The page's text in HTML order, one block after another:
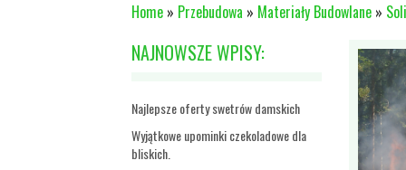
Home » Przebudowa » Materiały Budowlane »
NAJNOWSZE WPISY:
Najlepsze oferty swetrów damskich
Wyjątkowe upominki czekoladowe dla
bliskich.